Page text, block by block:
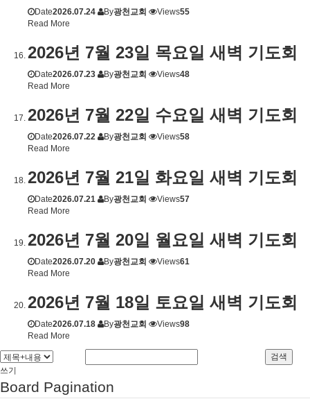
Date2026.07.24 By광천교회 Views55
Read More
2026년 7월 23일 목요일 새벽 기도회
Date2026.07.23 By광천교회 Views48
Read More
2026년 7월 22일 수요일 새벽 기도회
Date2026.07.22 By광천교회 Views58
Read More
2026년 7월 21일 화요일 새벽 기도회
Date2026.07.21 By광천교회 Views57
Read More
2026년 7월 20일 월요일 새벽 기도회
Date2026.07.20 By광천교회 Views61
Read More
2026년 7월 18일 토요일 새벽 기도회
Date2026.07.18 By광천교회 Views98
Read More
검색
쓰기
Board Pagination